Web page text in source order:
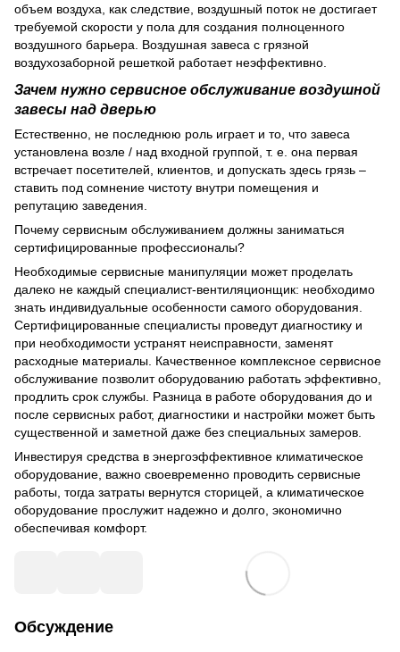
объем воздуха, как следствие, воздушный поток не достигает
требуемой скорости у пола для создания полноценного
воздушного барьера. Воздушная завеса с грязной
воздухозаборной решеткой работает неэффективно.
Зачем нужно сервисное обслуживание воздушной
завесы над дверью
Естественно, не последнюю роль играет и то, что завеса
установлена возле / над входной группой, т. е. она первая
встречает посетителей, клиентов, и допускать здесь грязь –
ставить под сомнение чистоту внутри помещения и
репутацию заведения.
Почему сервисным обслуживанием должны заниматься
сертифицированные профессионалы?
Необходимые сервисные манипуляции может проделать
далеко не каждый специалист-вентиляционщик: необходимо
знать индивидуальные особенности самого оборудования.
Сертифицированные специалисты проведут диагностику и
при необходимости устранят неисправности, заменят
расходные материалы. Качественное комплексное сервисное
обслуживание позволит оборудованию работать эффективно,
продлить срок службы. Разница в работе оборудования до и
после сервисных работ, диагностики и настройки может быть
существенной и заметной даже без специальных замеров.
Инвестируя средства в энергоэффективное климатическое
оборудование, важно своевременно проводить сервисные
работы, тогда затраты вернутся сторицей, а климатическое
оборудование прослужит надежно и долго, экономично
обеспечивая комфорт.
Обсуждение